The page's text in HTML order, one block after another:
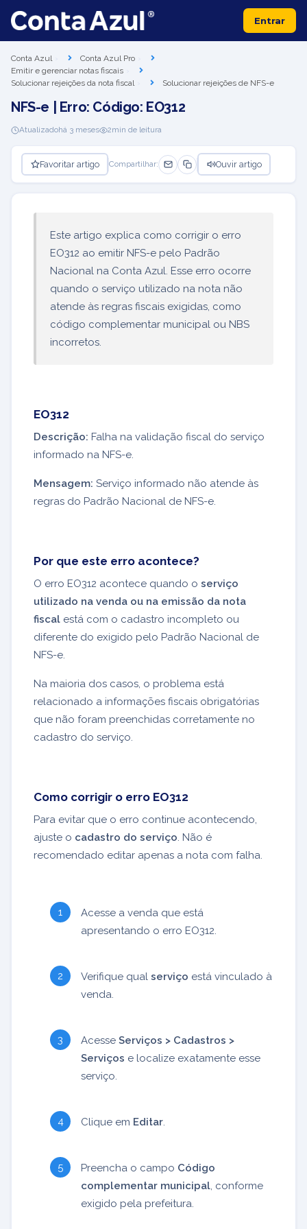
Entrar
Conta Azul
Conta Azul Pro
Emitir e gerenciar notas fiscais
Solucionar rejeições da nota fiscal
Solucionar rejeições de NFS-e
NFS-e | Erro: Código: EO312
Atualizadohá 3 meses 2min de leitura
Favoritar artigo Compartilhar: Ouvir artigo
Este artigo explica como corrigir o erro
EO312 ao emitir NFS-e pelo Padrão
Nacional na Conta Azul. Esse erro ocorre
quando o serviço utilizado na nota não
atende às regras fiscais exigidas, como
código complementar municipal ou NBS
incorretos.
EO312
Descrição: Falha na validação fiscal do serviço
informado na NFS-e.
Mensagem: Serviço informado não atende às
regras do Padrão Nacional de NFS-e.
Por que este erro acontece?
O erro EO312 acontece quando o serviço
utilizado na venda ou na emissão da nota
fiscal está com o cadastro incompleto ou
diferente do exigido pelo Padrão Nacional de
NFS-e.
Na maioria dos casos, o problema está
relacionado a informações fiscais obrigatórias
que não foram preenchidas corretamente no
cadastro do serviço.
Como corrigir o erro EO312
Para evitar que o erro continue acontecendo,
ajuste o cadastro do serviço . Não é
recomendado editar apenas a nota com falha.
Acesse a venda que está
apresentando o erro EO312.
Verifique qual serviço está vinculado à
venda.
Acesse Serviços > Cadastros >
Serviços e localize exatamente esse
serviço.
Clique em Editar
Preencha o campo Código
complementar municipal , conforme
exigido pela prefeitura.